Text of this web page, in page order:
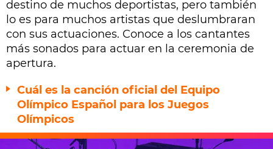
destino de muchos deportistas, pero también
lo es para muchos artistas que deslumbraran
con sus actuaciones. Conoce a los cantantes
más sonados para actuar en la ceremonia de
apertura.
Cuál es la canción oficial del Equipo
Olímpico Español para los Juegos
Olímpicos